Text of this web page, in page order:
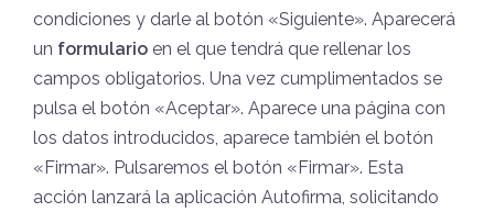
condiciones y darle al botón «Siguiente». Aparecerá
un formulario en el que tendrá que rellenar los
campos obligatorios. Una vez cumplimentados se
pulsa el botón «Aceptar». Aparece una página con
los datos introducidos, aparece también el botón
«Firmar». Pulsaremos el botón «Firmar». Esta
acción lanzará la aplicación Autofirma, solicitando